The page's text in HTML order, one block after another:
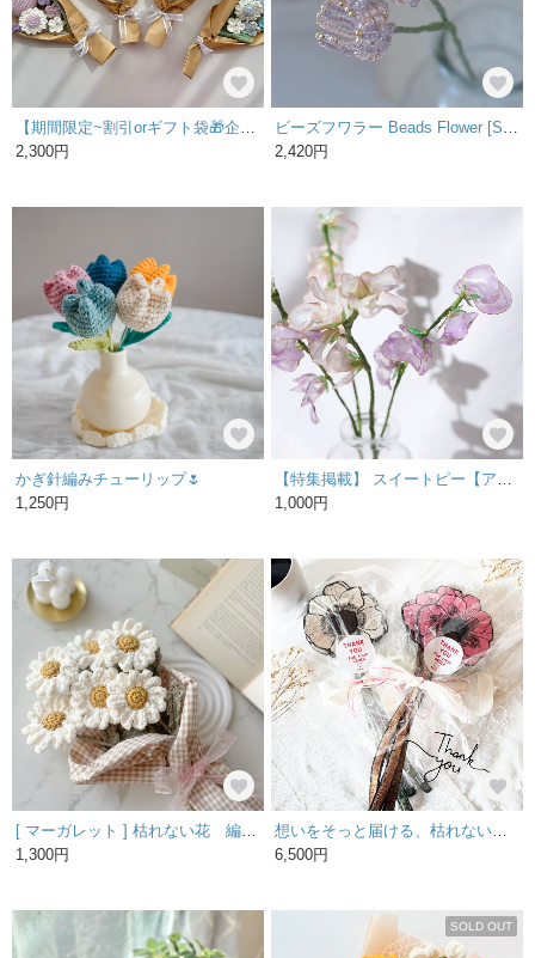
2,300円
2,420円
かぎ針編みチューリップ🌷
1,250円
1,000円
1,300円
6,500円
SOLD OUT